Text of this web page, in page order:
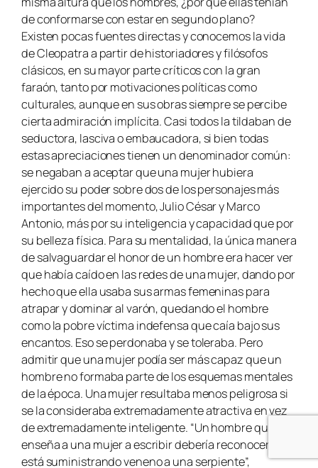
de conformarse con estar en segundo plano?
Existen pocas fuentes directas y conocemos la vida
de Cleopatra a partir de historiadores y filósofos
clásicos, en su mayor parte críticos con la gran
faraón, tanto por motivaciones políticas como
culturales, aunque en sus obras siempre se percibe
cierta admiración implícita. Casi todos la tildaban de
seductora, lasciva o embaucadora, si bien todas
estas apreciaciones tienen un denominador común:
se negaban a aceptar que una mujer hubiera
ejercido su poder sobre dos de los personajes más
importantes del momento, Julio César y Marco
Antonio, más por su inteligencia y capacidad que por
su belleza física. Para su mentalidad, la única manera
de salvaguardar el honor de un hombre era hacer ver
que había caído en las redes de una mujer, dando por
hecho que ella usaba sus armas femeninas para
atrapar y dominar al varón, quedando el hombre
como la pobre víctima indefensa que caía bajo sus
encantos. Eso se perdonaba y se toleraba. Pero
admitir que una mujer podía ser más capaz que un
hombre no formaba parte de los esquemas mentales
de la época. Una mujer resultaba menos peligrosa si
se la consideraba extremadamente atractiva en vez
de extremadamente inteligente. “Un hombre que
enseña a una mujer a escribir debería reconocer que
está suministrando veneno a una serpiente”,